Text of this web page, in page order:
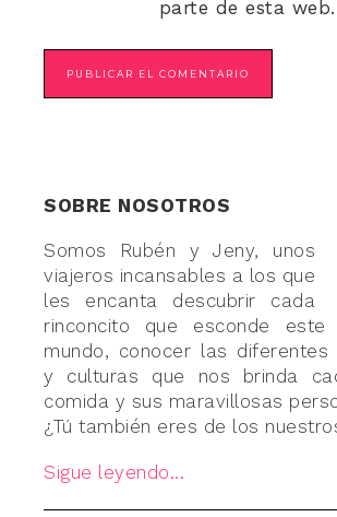
parte de esta web.
SOBRE NOSOTROS
Somos Rubén y Jeny, unos
viajeros incansables a los que
les encanta descubrir cada
rinconcito que esconde este
mundo, conocer las diferentes
y culturas que nos brinda
comida y sus maravillosas
¿Tú también eres de los
Sigue leyendo...